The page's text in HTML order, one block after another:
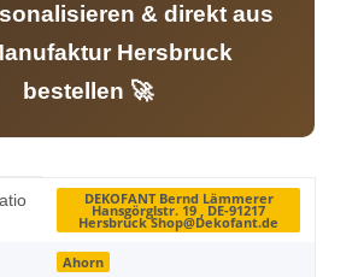
& direkt aus
Hersbruck
bestellen 🚀
DEKOFANT Bernd Lämmerer
Hansgörglstr. 19 , DE-91217
Hersbruck Shop@Dekofant.de
Ahorn